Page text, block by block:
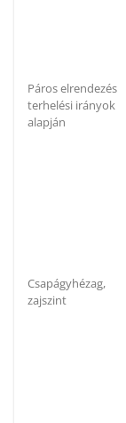
Páros elrendezés
terhelési irányok
alapján
Csapágyhézag,
zajszint